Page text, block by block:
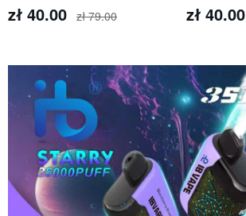
zł 40.00 zł 79.00 zł 40.00